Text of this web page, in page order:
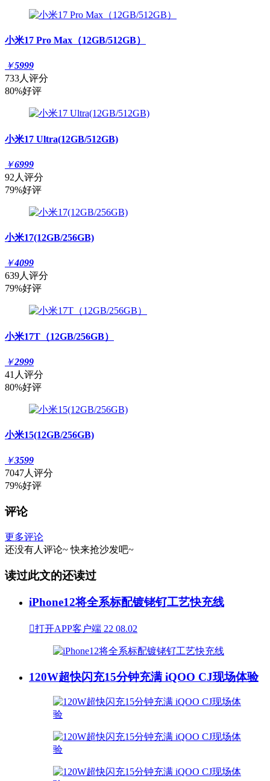
小米17 Pro Max（12GB/512GB）
￥5999
733人评分
80%好评
小米17 Ultra(12GB/512GB)
￥6999
92人评分
79%好评
小米17(12GB/256GB)
￥4099
639人评分
79%好评
小米17T（12GB/256GB）
￥2999
41人评分
80%好评
小米15(12GB/256GB)
￥3599
7047人评分
79%好评
评论
更多评论
还没有人评论~ 快来抢沙发吧~
读过此文的还读过
iPhone12将全系标配镀铑钌工艺快充线
打开APP客户端 22 08.02
120W超快闪充15分钟充满 iQOO CJ现场体验